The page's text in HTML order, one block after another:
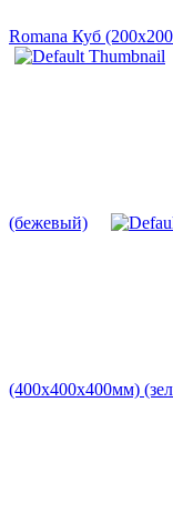
Romana Куб
(бежевый)
(400х400х400мм)